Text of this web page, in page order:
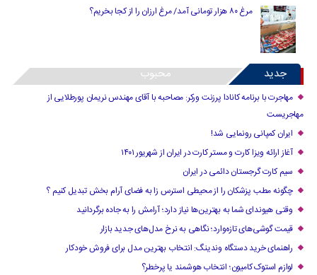
مرغ ۸۰ هزار تومانی آمد/ مرغ ارزان را از کجا بخریم؟
جدید محبوب
مهاجرت با برنامه کانادا پرزنت ورکر: مصاحبه با آقای مهندس نریمان پورطلایی از
مهاجریست
ایران کمپانی رونمایی شد!
آغاز ارائه ویزا کارت و مستر کارت در ایران از شهریور ۱۴۰۱
سیم کارت گرجستان دائمی در ایران
چگونه مطب پزشکان را از محیطی استرس زا به فضای آرام بخش تبدیل کنیم ؟
وقتی هیوندای شما به بهترین‌ها نیاز دارد؛ آرامش را به جاده برگردانید
قیمت گوشی‌های تازه‌وارد؛ نگاهی به نرخ مدل‌های جدید بازار
راهنمای خرید دستگاه وندینگ: انتخاب بهترین مدل برای فروش خودکار
لوازم استوک کامیون؛ انتخاب هوشمند یا پرخطر؟